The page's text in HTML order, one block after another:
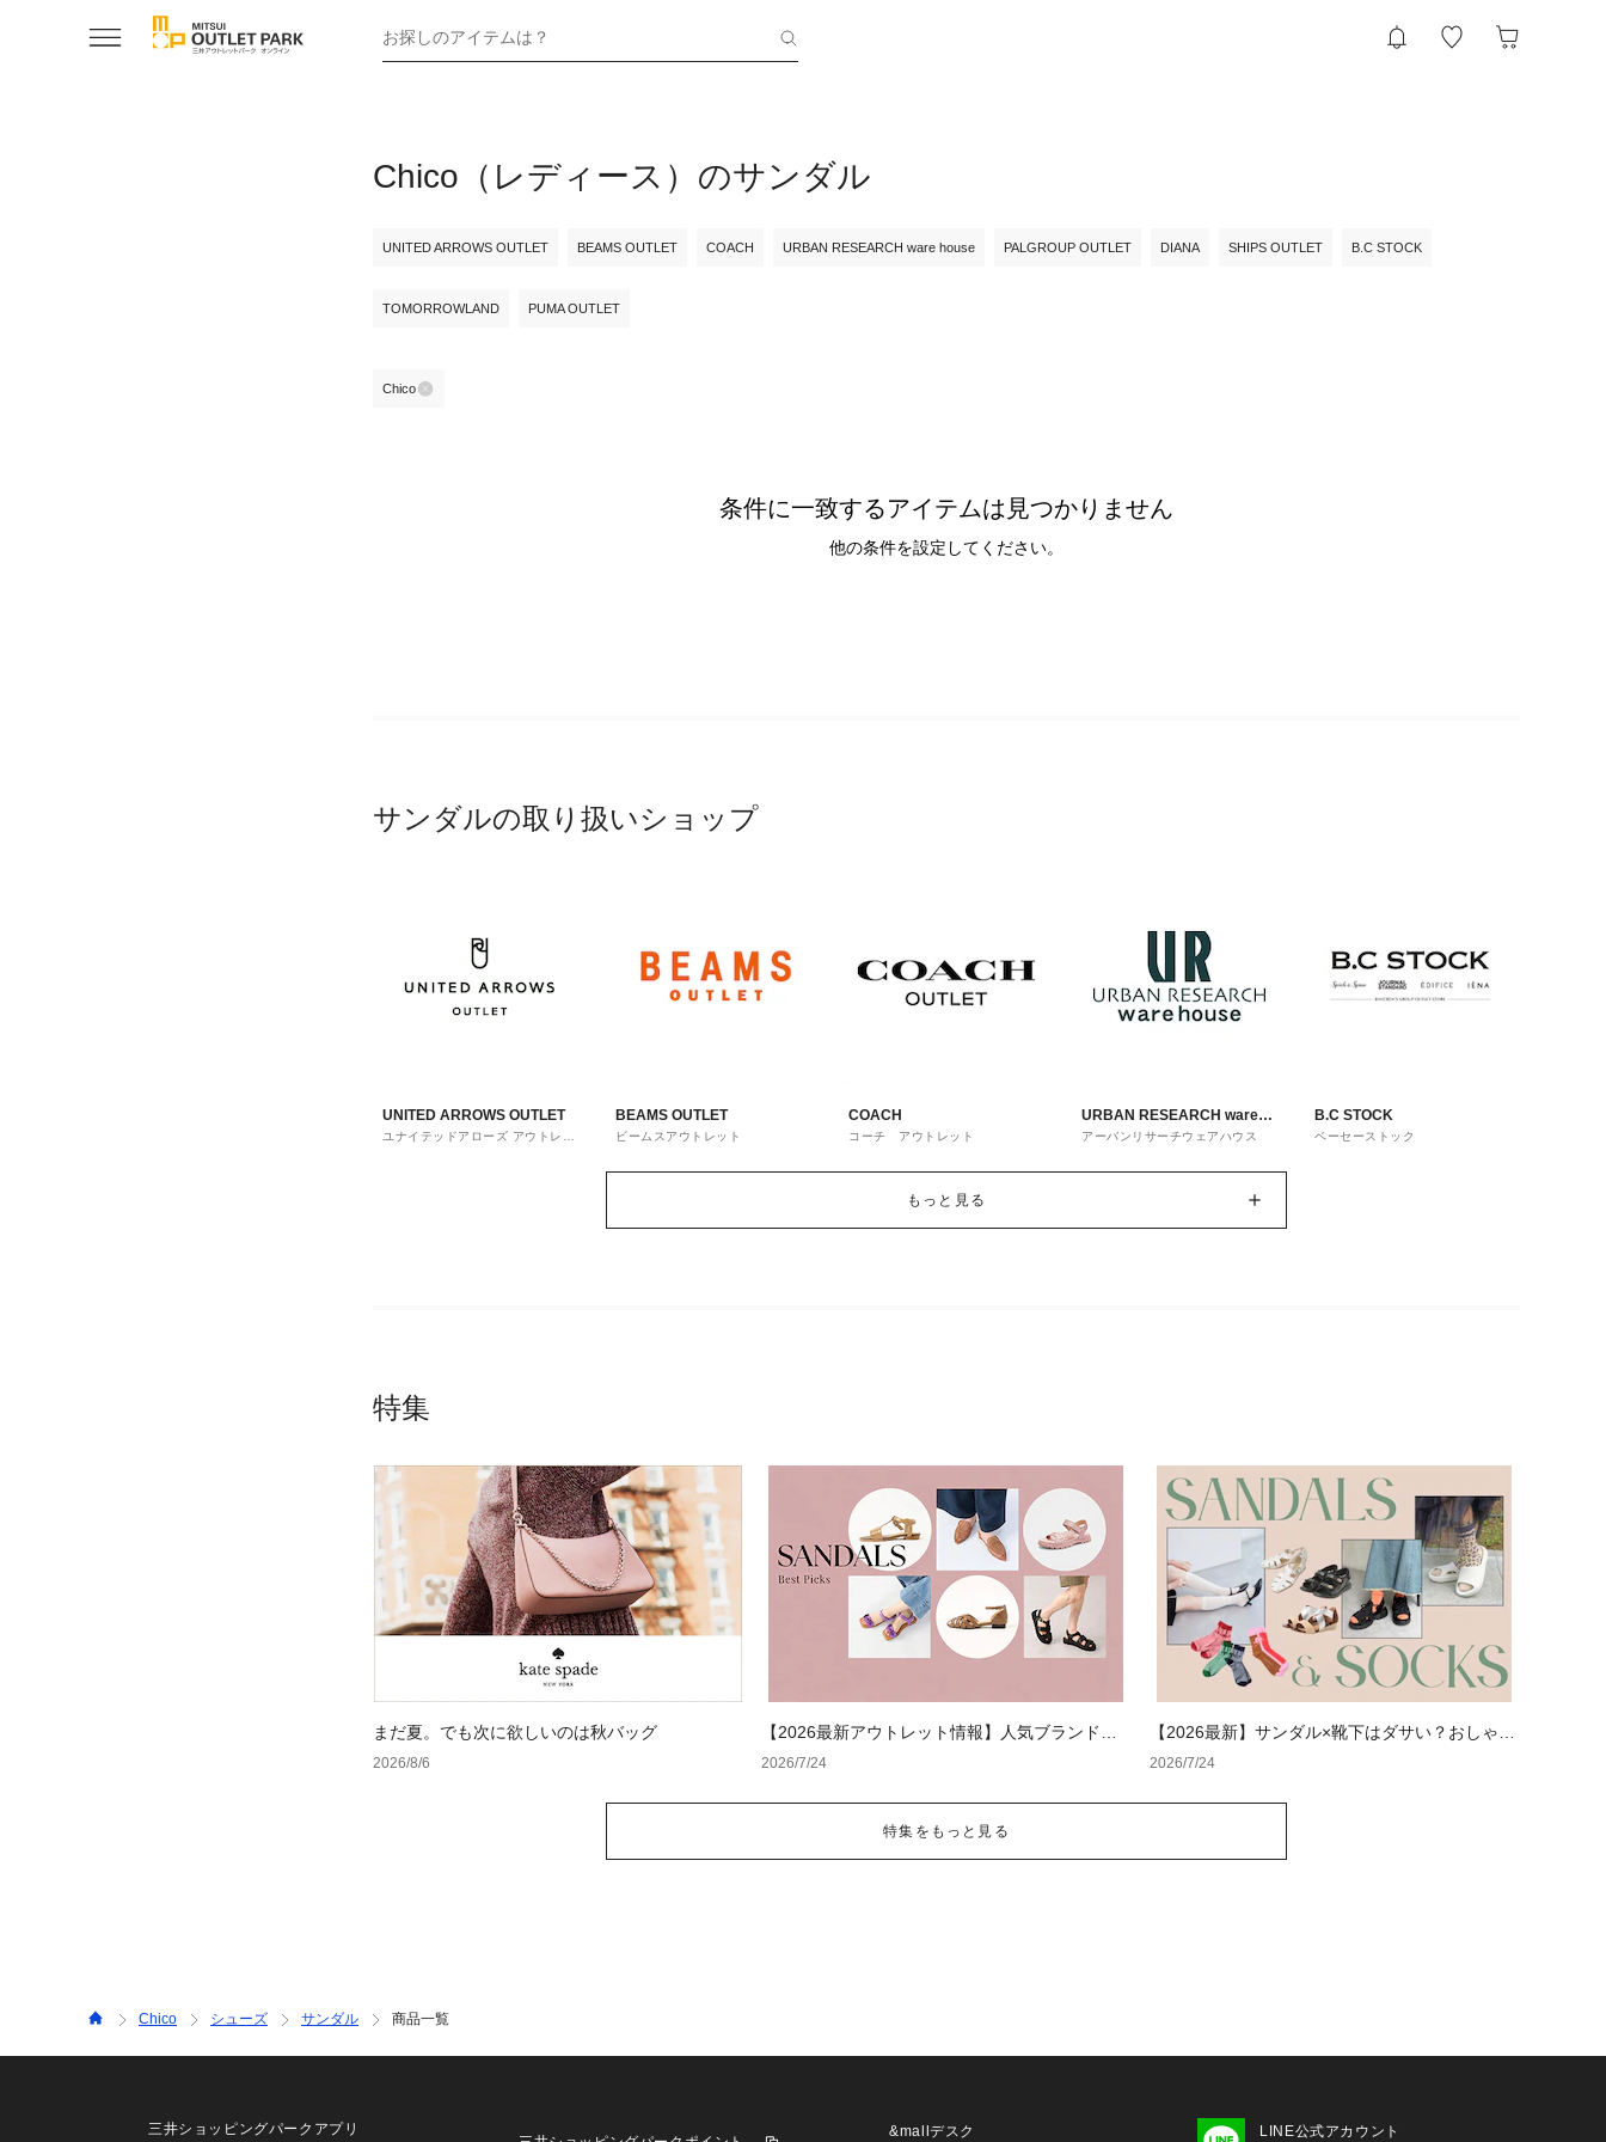
お探しのアイテムは？
Chico（レディース）のサンダル
UNITED ARROWS OUTLET BEAMS OUTLET COACH URBAN RESEARCH ware house PALGROUP OUTLET DIANA SHIPS OUTLET B.C STOCK
TOMORROWLAND PUMA OUTLET
Chico
条件に一致するアイテムは見つかりません
他の条件を設定してください。
サンダルの取り扱いショップ
UNITED ARROWS OUTLET
ユナイテッドアローズ アウトレッ
BEAMS OUTLET
ビームスアウトレット
COACH
コーチ アウトレット
URBAN RESEARCH ware
house
アーバンリサーチウェアハウス
B.C STOCK
ベーセーストック
もっと見る
特集
まだ夏。でも次に欲しいのは秋バッグ
2026/8/6
【2026最新アウトレット情報】人気ブランドの
サンダルが最大70%OFF！おすすめサンダル特集
2026/7/24
【2026最新】サンダル×靴下はダサい？おしゃれ
に見せる正解コーデと選び方【レディース・メン
2026/7/24
特集をもっと見る
Chico シューズ サンダル 商品一覧
三井ショッピングパークアプリ &mallデスク LINE公式アカウント